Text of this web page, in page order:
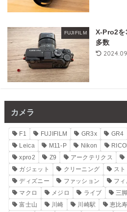
FUJIFILM
X-Pro2
多数
カメラ
F1 FUJIFILM GR3x GR4
Leica
M11-P Nikon
xpro2
Z9 アークテリクス
ガジェット
クリーニング スト
ディズニー
ファッション フィ
マクロ
メジロ ライブ 三脚
富士山
川崎 川崎駅 恵比寿